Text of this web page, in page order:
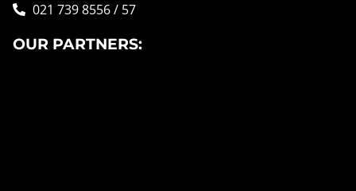
021 739 8556 / 57
OUR PARTNERS: